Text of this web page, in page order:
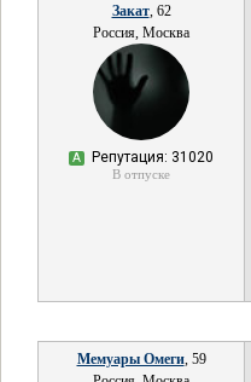
Закат, 62
Россия, Москва
А Репутация: 31020
В отпуске
Мемуары Омеги, 59